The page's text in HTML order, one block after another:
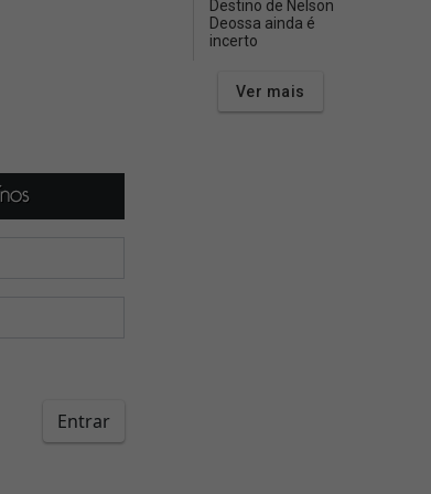
Destino de Nelson
Deossa ainda é
incerto
Ver mais